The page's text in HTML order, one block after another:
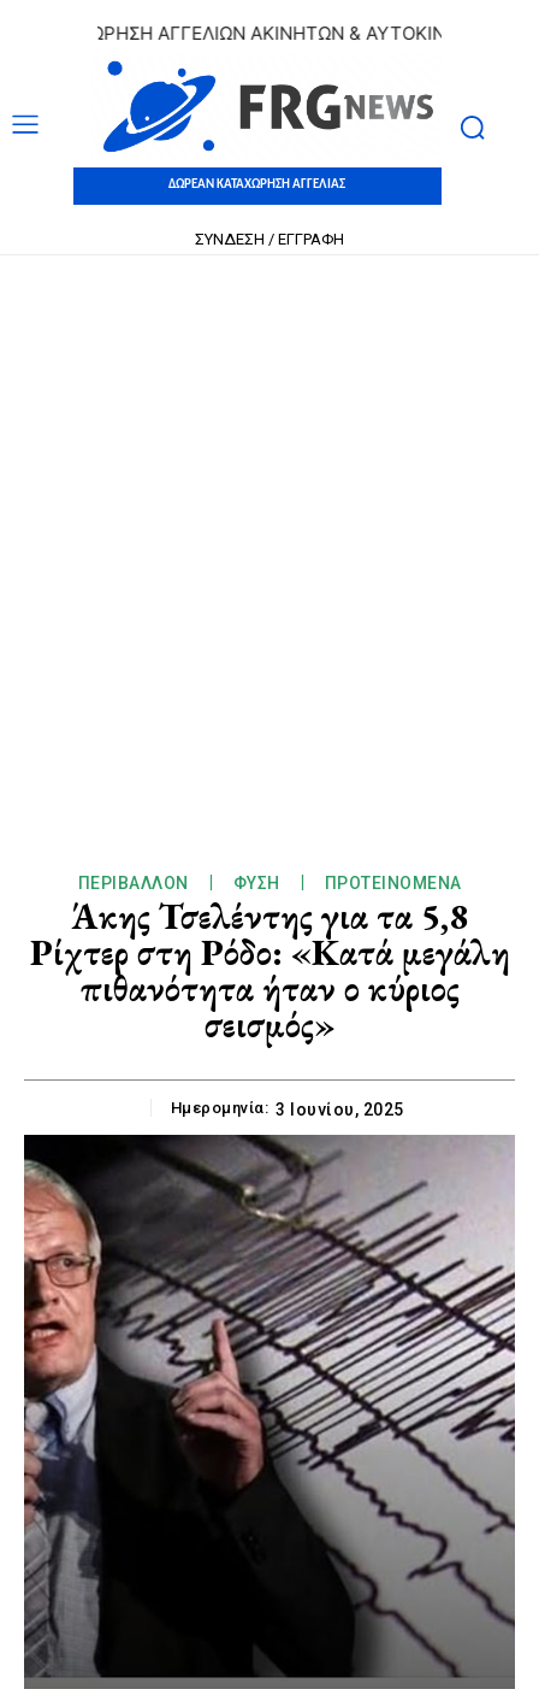
ΑΓΓΕΛΙΩΝ ΑΚΙΝΗΤΩΝ & ΑΥΤΟΚΙΝΗΤΩΝ |
ΔΩΡΕΑΝ ΚΑΤΑΧΩΡΗΣΗ ΑΓΓΕΛΙΑΣ
ΣΥΝΔΕΣΗ / ΕΓΓΡΑΦΗ
ΠΕΡΙΒΆΛΛΟΝ ΦΎΣΗ ΠΡΟΤΕΙΝΌΜΕΝΑ
Άκης Τσελέντης για τα 5,8
Ρίχτερ στη Ρόδο: «Κατά μεγάλη
πιθανότητα ήταν ο κύριος
σεισμός»
Ημερομηνία: 3 Ιουνίου, 2025